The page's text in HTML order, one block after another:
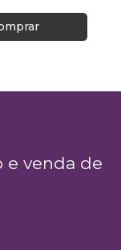
e venda de